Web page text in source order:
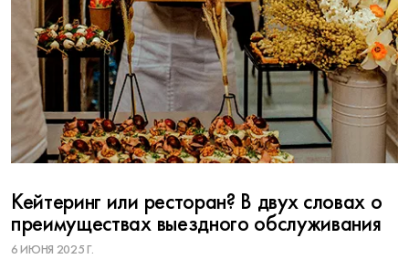
Кейтеринг или ресторан? В двух словах о
преимуществах выездного обслуживания
6 ИЮНЯ 2025 Г.